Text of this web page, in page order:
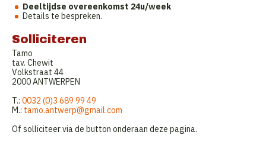
Deeltijdse overeenkomst 24u/week
Details te bespreken.
Solliciteren
Tamo
tav. Chewit
Volkstraat 44
2000 ANTWERPEN
T.: 0032 (0)3 689 99 49
M.: tamo.antwerp@gmail.com
Of solliciteer via de button onderaan deze pagina.